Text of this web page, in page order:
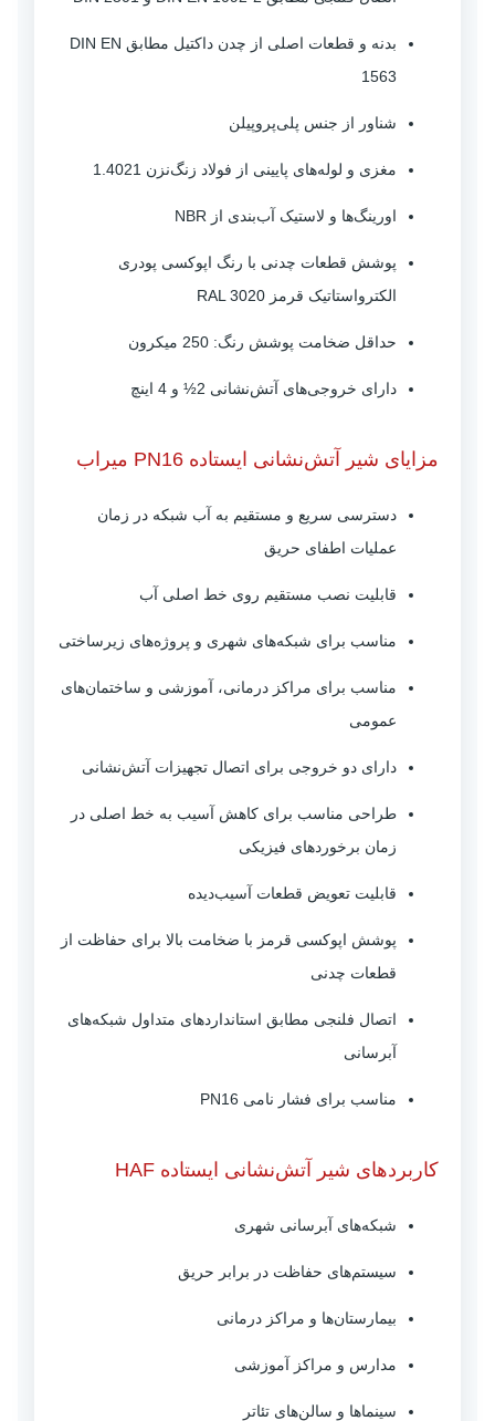
بدنه و قطعات اصلی از چدن داکتیل مطابق DIN EN
1563
شناور از جنس پلی‌پروپیلن
مغزی و لوله‌های پایینی از فولاد زنگ‌نزن 1.4021
اورینگ‌ها و لاستیک آب‌بندی از NBR
پوشش قطعات چدنی با رنگ اپوکسی پودری
الکترواستاتیک قرمز RAL 3020
حداقل ضخامت پوشش رنگ: 250 میکرون
دارای خروجی‌های آتش‌نشانی 2½ و 4 اینچ
مزایای شیر آتش‌نشانی ایستاده PN16 میراب
دسترسی سریع و مستقیم به آب شبکه در زمان
عملیات اطفای حریق
قابلیت نصب مستقیم روی خط اصلی آب
مناسب برای شبکه‌های شهری و پروژه‌های زیرساختی
مناسب برای مراکز درمانی، آموزشی و ساختمان‌های
عمومی
دارای دو خروجی برای اتصال تجهیزات آتش‌نشانی
طراحی مناسب برای کاهش آسیب به خط اصلی در
زمان برخوردهای فیزیکی
قابلیت تعویض قطعات آسیب‌دیده
پوشش اپوکسی قرمز با ضخامت بالا برای حفاظت از
قطعات چدنی
اتصال فلنجی مطابق استانداردهای متداول شبکه‌های
آبرسانی
مناسب برای فشار نامی PN16
کاربردهای شیر آتش‌نشانی ایستاده HAF
شبکه‌های آبرسانی شهری
سیستم‌های حفاظت در برابر حریق
بیمارستان‌ها و مراکز درمانی
مدارس و مراکز آموزشی
سینماها و سالن‌های تئاتر